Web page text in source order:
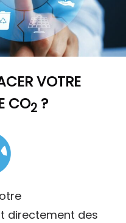
VOTRE
CO2?
directement des